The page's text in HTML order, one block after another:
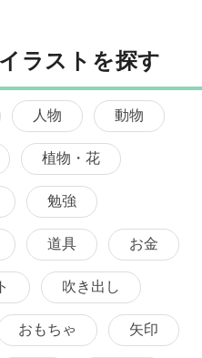
ラストを探す
人物 動物
植物・花
勉強
道具 お金
吹き出し
おもちゃ 矢印